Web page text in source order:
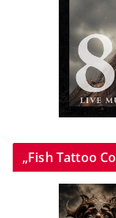
„Fish Tattoo